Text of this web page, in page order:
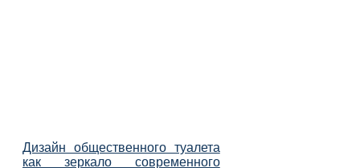
Дизайн общественного туалета
как зеркало современного